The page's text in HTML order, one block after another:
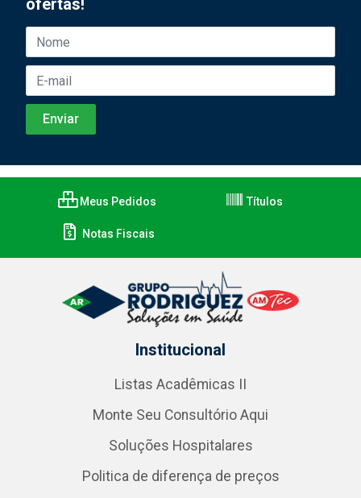
ofertas!
Meus Pedidos Títulos
Notas Fiscais
Institucional
Listas Acadêmicas II
Monte Seu Consultório Aqui
Soluções Hospitalares
Politica de diferença de preços